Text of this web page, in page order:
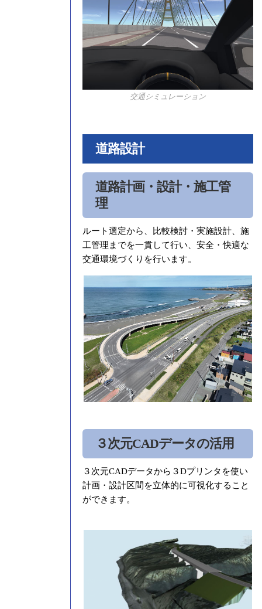
交通シミュレーション
道路設計
道路計画・設計・施工管
理
ルート選定から、比較検討・実施設計、施
工管理までを一貫して行い、安全・快適な
交通環境づくりを行います。
３次元CADデータの活用
３次元CADデータから３Dプリンタを使い
計画・設計区間を立体的に可視化すること
ができます。